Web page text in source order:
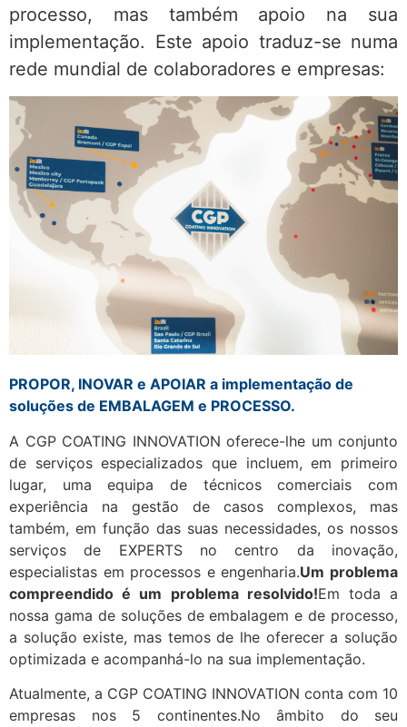
processo, mas também apoio na sua
implementação. Este apoio traduz-se numa
rede mundial de colaboradores e empresas:
PROPOR, INOVAR e APOIAR a implementação de
soluções de EMBALAGEM e PROCESSO.
A CGP COATING INNOVATION oferece-lhe um conjunto
de serviços especializados que incluem, em primeiro
lugar, uma equipa de técnicos comerciais com
experiência na gestão de casos complexos, mas
também, em função das suas necessidades, os nossos
serviços de EXPERTS no centro da inovação,
especialistas em processos e engenharia.Um problema
compreendido é um problema resolvido!Em toda a
nossa gama de soluções de embalagem e de processo,
a solução existe, mas temos de lhe oferecer a solução
optimizada e acompanhá-lo na sua implementação.
Atualmente, a CGP COATING INNOVATION conta com 10
empresas nos 5 continentes.No âmbito do seu